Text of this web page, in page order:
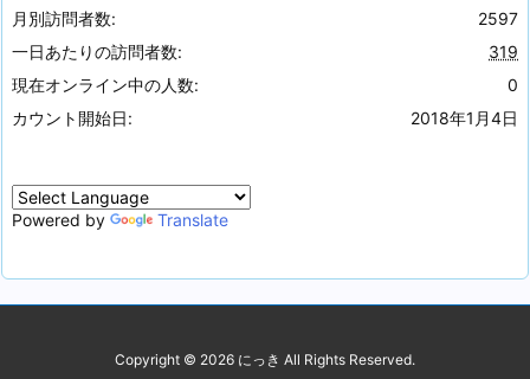
2597
月別訪問者数:
319
一日あたりの訪問者数:
0
現在オンライン中の人数:
2018年1月4日
カウント開始日:
Powered by Translate
Copyright © 2026 にっき All Rights Reserved.